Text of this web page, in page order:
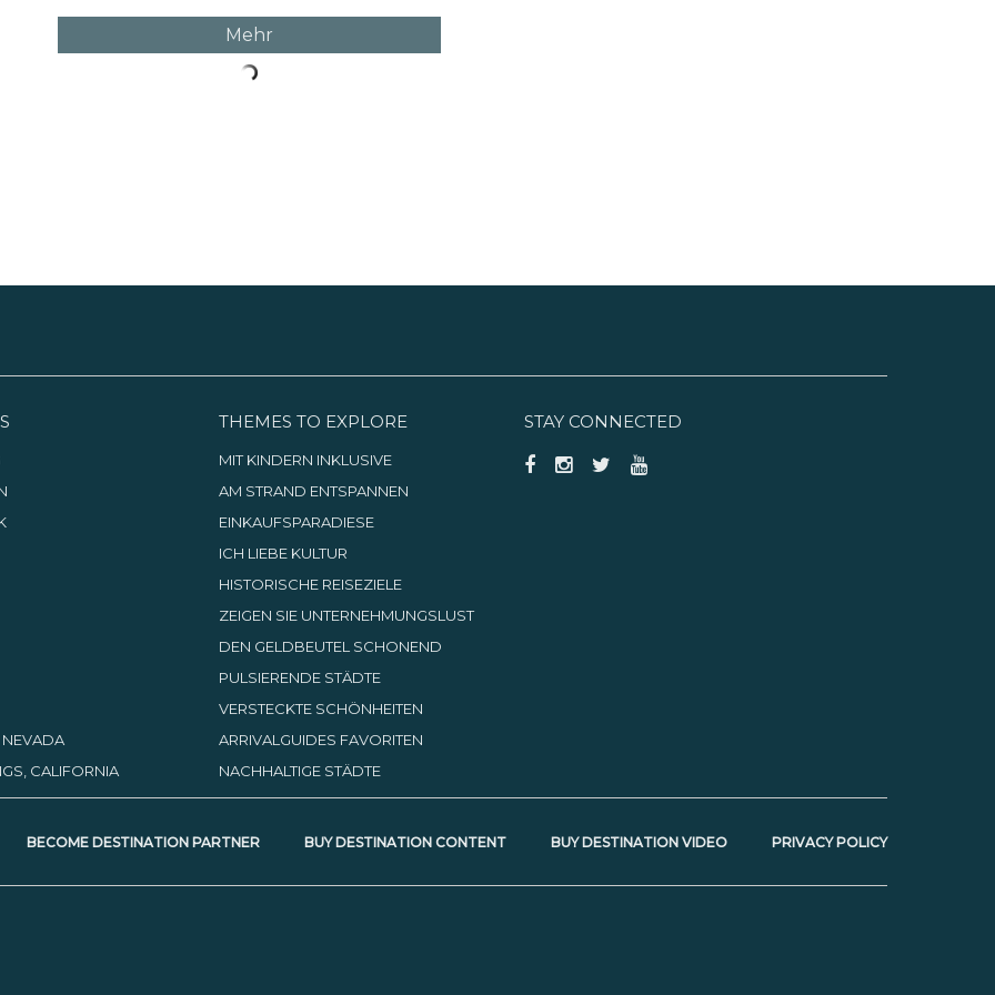
Mehr
NEVADA
CALIFORNIA
THEMES TO EXPLORE
MIT KINDERN INKLUSIVE
AM STRAND ENTSPANNEN
EINKAUFSPARADIESE
ICH LIEBE KULTUR
HISTORISCHE REISEZIELE
ZEIGEN SIE UNTERNEHMUNGSLUST
DEN GELDBEUTEL SCHONEND
PULSIERENDE STÄDTE
VERSTECKTE SCHÖNHEITEN
ARRIVALGUIDES FAVORITEN
NACHHALTIGE STÄDTE
STAY CONNECTED
BECOME DESTINATION PARTNER BUY DESTINATION CONTENT BUY DESTINATION VIDEO PRIVACY POLICY